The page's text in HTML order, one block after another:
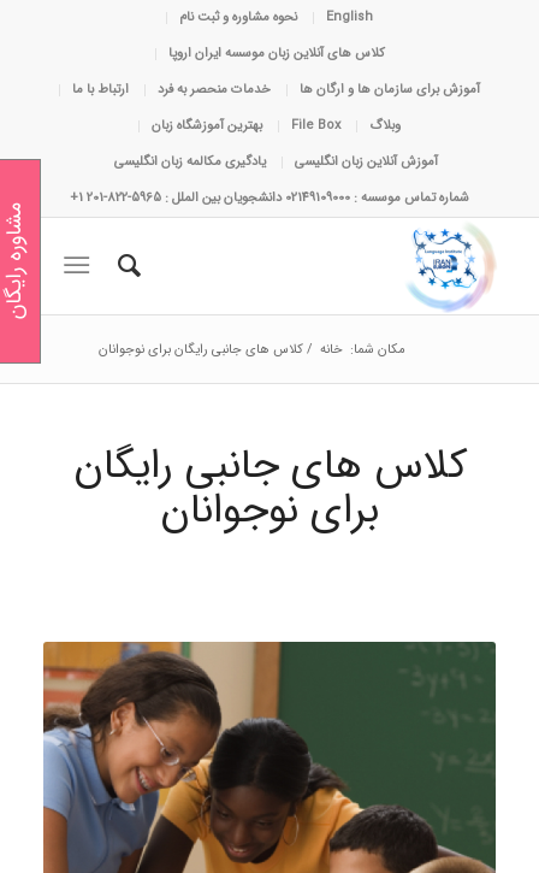
English
نحوه مشاوره و ثبت نام
کلاس های آنلاین زبان موسسه ایران اروپا
آموزش برای سازمان ها و ارگان ها
خدمات منحصر به فرد
ارتباط با ما
وبلاگ
File Box
بهترین آموزشگاه زبان
آموزش آنلاین زبان انگلیسی
یادگیری مکالمه زبان انگلیسی
شماره تماس موسسه : 02149109000 دانشجویان بین الملل : 5965-822-201 1+
مکان شما: خانه /کلاس های جانبی رایگان برای نوجوانان
کلاس های جانبی رایگان
برای نوجوانان